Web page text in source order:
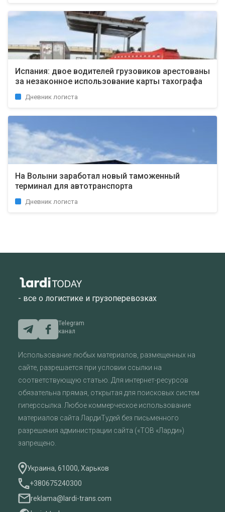
Испания: двое водителей грузовиков арестованы
за незаконное использование карты тахографа
Дневник логиста
На Волыни заработал новый таможенный
терминал для автотранспорта
Дневник логиста
- все о логистике и грузоперевозках
Telegram
канал
Использование любых материалов, размещенных на
сайте, разрешается при условии ссылки на
соответствующую статью. Для интернет-ресурсов
обязательна прямая, открытая для поисковых систем
гиперссылка. Любое коммерческое использование
материалов сайта ЛардиТудей без письменного
разрешения администрации сайта («ТОВ «Ларди»)
запрещено.
Украина, 61000, Харьков
+380675240300
reklama@lardi-trans.com